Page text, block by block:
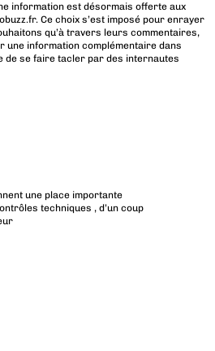
information est désormais offerte aux
Ce choix s’est imposé pour enrayer
qu’à travers leurs commentaires,
information complémentaire dans
de se faire tacler par des internautes
une place importante
techniques , d’un coup